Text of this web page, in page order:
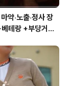
약‧노출‧정사 장
테랑 +부당거래